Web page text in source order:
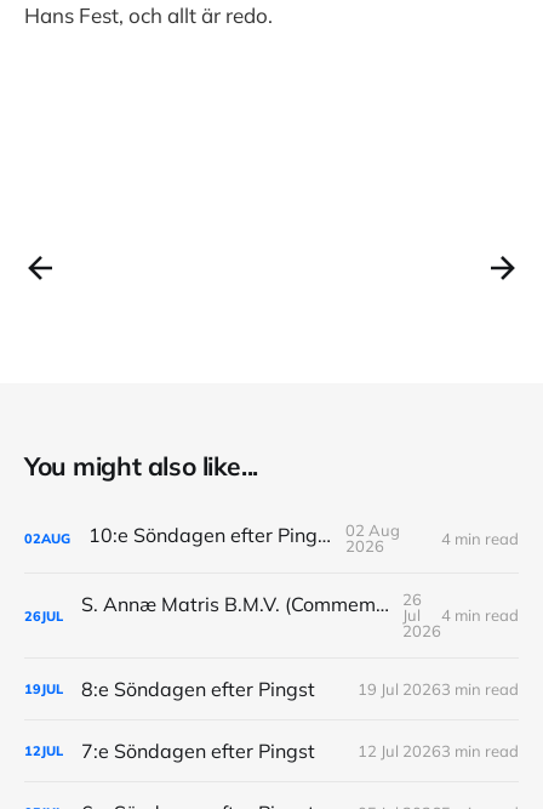
Hans Fest, och allt är redo.
You might also like...
02AUG 10:e Söndagen efter Pingst
02 Aug
2026
4 min read
26JUL S. Annæ Matris B.M.V. (Commemoratio: Dominica IX Post Pentecosten)
26
Jul
2026
4 min read
19JUL 8:e Söndagen efter Pingst 19 Jul 20263 min read
12JUL 7:e Söndagen efter Pingst 12 Jul 20263 min read